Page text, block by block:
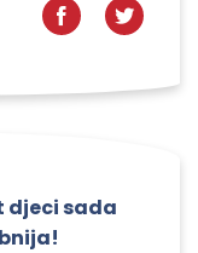
djeci sada